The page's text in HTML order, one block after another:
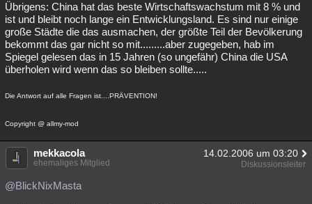
Übrigens: China hat das beste Wirtschaftswachstum mit 8 % und
ist und bleibt noch lange ein Entwicklungsland. Es sind nur einige
große Städte die das ausmachen, der größte Teil der Bevölkerung
bekommt das gar nicht so mit.........aber zugegeben, hab im
Spiegel gelesen das in 15 Jahren (so ungefähr) China die USA
überholen wird wenn das so bleiben sollte.....
Die Antwort auf alle Fragen ist....PRÄVENTION!
Copyright @ allmy-mod
mekkacola 14.02.2006 um 03:20
ehemaliges Mitglied Diskussionsleiter
@BlickNixMasta